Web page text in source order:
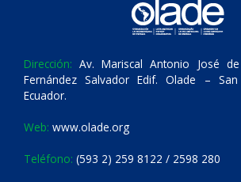
Dirección: Av. Mariscal Antonio José
Fernández Salvador Edif. Olade –
Ecuador.
Web: www.olade.org
Teléfono: (593 2) 259 8122 / 2598 280